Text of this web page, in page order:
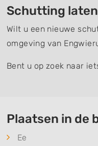
Schutting
Wilt u een nieuwe
omgeving van
Bent u op zoek naar
Plaatsen in de
Ee